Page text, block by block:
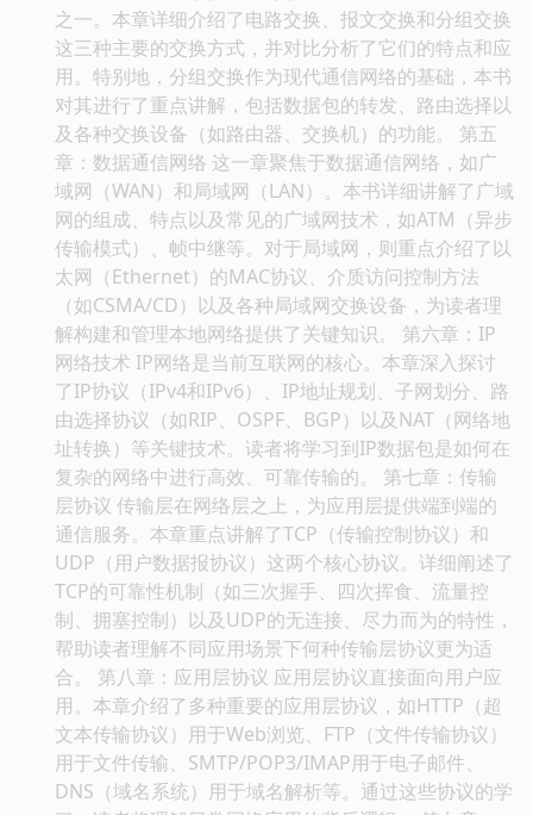
之一。本章详细介绍了电路交换、报文交换和分组交换
这三种主要的交换方式，并对比分析了它们的特点和应
用。特别地，分组交换作为现代通信网络的基础，本书
对其进行了重点讲解，包括数据包的转发、路由选择以
及各种交换设备（如路由器、交换机）的功能。 第五
章：数据通信网络 这一章聚焦于数据通信网络，如广
域网（WAN）和局域网（LAN）。本书详细讲解了广域
网的组成、特点以及常见的广域网技术，如ATM（异步
传输模式）、帧中继等。对于局域网，则重点介绍了以
太网（Ethernet）的MAC协议、介质访问控制方法
（如CSMA/CD）以及各种局域网交换设备，为读者理
解构建和管理本地网络提供了关键知识。 第六章：IP
网络技术 IP网络是当前互联网的核心。本章深入探讨
了IP协议（IPv4和IPv6）、IP地址规划、子网划分、路
由选择协议（如RIP、OSPF、BGP）以及NAT（网络地
址转换）等关键技术。读者将学习到IP数据包是如何在
复杂的网络中进行高效、可靠传输的。 第七章：传输
层协议 传输层在网络层之上，为应用层提供端到端的
通信服务。本章重点讲解了TCP（传输控制协议）和
UDP（用户数据报协议）这两个核心协议。详细阐述了
TCP的可靠性机制（如三次握手、四次挥食、流量控
制、拥塞控制）以及UDP的无连接、尽力而为的特性，
帮助读者理解不同应用场景下何种传输层协议更为适
合。 第八章：应用层协议 应用层协议直接面向用户应
用。本章介绍了多种重要的应用层协议，如HTTP（超
文本传输协议）用于Web浏览、FTP（文件传输协议）
用于文件传输、SMTP/POP3/IMAP用于电子邮件、
DNS（域名系统）用于域名解析等。通过这些协议的学